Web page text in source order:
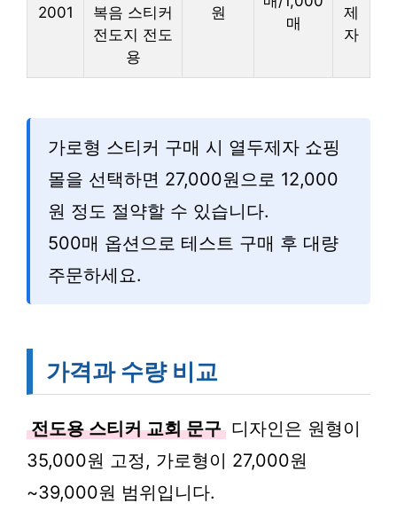
2001
복음 스티커
전도지 전도
용
원
매
제
자
가로형 스티커 구매 시 열두제자 쇼핑
몰을 선택하면 27,000원으로 12,000
원 정도 절약할 수 있습니다.
500매 옵션으로 테스트 구매 후 대량
주문하세요.
가격과 수량 비교
전도용 스티커 교회 문구 디자인은 원형이
35,000원 고정, 가로형이 27,000원
~39,000원 범위입니다.